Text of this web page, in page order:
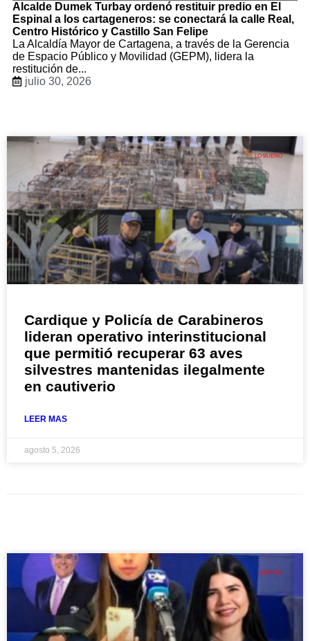
Alcalde Dumek Turbay ordenó restituir predio en El
Espinal a los cartageneros: se conectará la calle Real,
Centro Histórico y Castillo San Felipe
La Alcaldía Mayor de Cartagena, a través de la Gerencia
de Espacio Público y Movilidad (GEPM), lidera la
restitución de...
julio 30, 2026
LO BUENO
Cardique y Policía de Carabineros
lideran operativo interinstitucional
que permitió recuperar 63 aves
silvestres mantenidas ilegalmente
en cautiverio
LEER MAS
agosto 5, 2026
OPINIÓN